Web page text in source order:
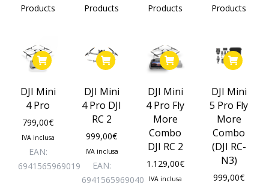
Products
Products
Products
Products
DJI Mini
4 Pro
799,00€
IVA inclusa
EAN:
6941565969019
DJI Mini
4 Pro DJI
RC 2
999,00€
IVA inclusa
EAN:
6941565969040
DJI Mini
4 Pro Fly
More
Combo
DJI RC 2
1.129,00€
IVA inclusa
DJI Mini
5 Pro Fly
More
Combo
(DJI RC-
N3)
999,00€